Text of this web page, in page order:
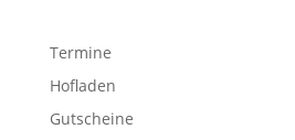
Termine
Hofladen
Gutscheine